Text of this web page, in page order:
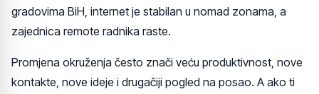
gradovima BiH, internet je stabilan u nomad zonama, a
zajednica remote radnika raste.
Promjena okruženja često znači veću produktivnost, nove
kontakte, nove ideje i drugačiji pogled na posao. A ako ti